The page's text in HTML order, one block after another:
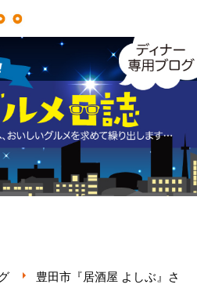
豊田市『居酒屋 よしぶ』さ